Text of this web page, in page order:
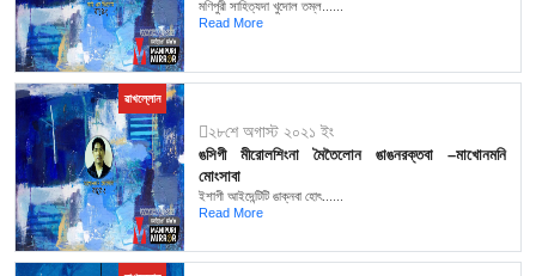
মণিপুরী সাহিত্যদা খুদোল তম্ল......
Read More
ৱাখল্লোন
২৮শে অগাস্ট ২০২১ ইং
ঙসিগী মীরোলশিংনা মৈতৈলোন ঙাঙনরক্তবা –মাখোনমনি
মোংসাবা
ইশাগী আইদেন্টিটি ঙাক্নবা হোৎ......
Read More